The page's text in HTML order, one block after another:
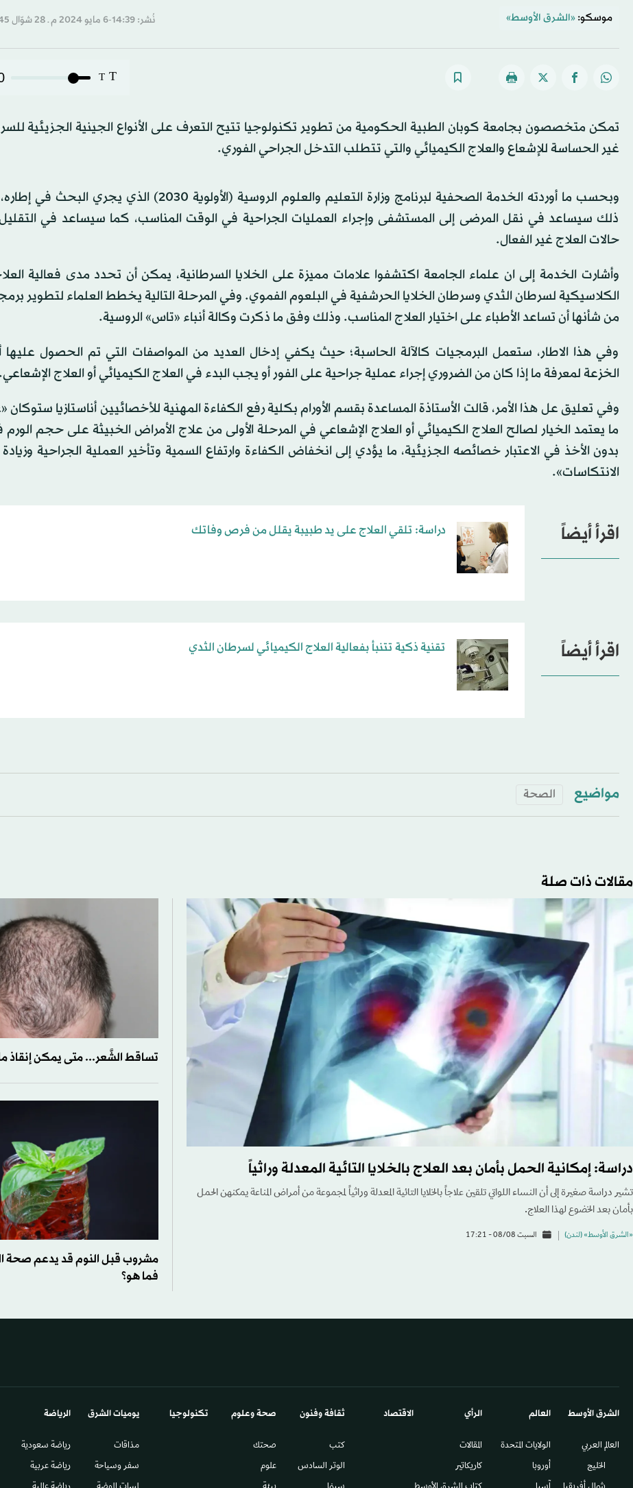
موسكو: «الشرق الأوسط» نُشر: 14:39-6 مايو 2024 م ـ 28 شوّال 1445 هـ
T
T
تمكن متخصصون بجامعة كوبان الطبية الحكومية من تطوير تكنولوجيا تتيح التعرف على الأنواع الجينية الجزيئية
غير الحساسة للإشعاع والعلاج الكيميائي والتي تتطلب التدخل الجراحي الفوري.
وبحسب ما أوردته الخدمة الصحفية لبرنامج وزارة التعليم والعلوم الروسية (الأولوية 2030) الذي يجري
ذلك سيساعد في نقل المرضى إلى المستشفى وإجراء العمليات الجراحية في الوقت المناسب، كما سيساعد في
حالات العلاج غير الفعال.
وأشارت الخدمة إلى ان علماء الجامعة اكتشفوا علامات مميزة على الخلايا السرطانية، يمكن أن تحدد مدى فعالية
الكلاسيكية لسرطان الثدي وسرطان الخلايا الحرشفية في البلعوم الفموي. وفي المرحلة التالية يخطط العلماء لتطوير
من شأنها أن تساعد الأطباء على اختيار العلاج المناسب. وذلك وفق ما ذكرت وكالة أنباء «تاس» الروسية.
وفي هذا الاطار، ستعمل البرمجيات كالآلة الحاسبة؛ حيث يكفي إدخال العديد من المواصفات التي تم الحصول عليها
الخزعة لمعرفة ما إذا كان من الضروري إجراء عملية جراحية على الفور أو يجب البدء في العلاج الكيميائي أو العلاج الإشعاعي.
وفي تعليق عل هذا الأمر، قالت الأستاذة المساعدة بقسم الأورام بكلية رفع الكفاءة المهنية للأخصائيين أناستازيا ستوكان
ما يعتمد الخيار لصالح العلاج الكيميائي أو العلاج الإشعاعي في المرحلة الأولى من علاج الأمراض الخبيثة على حجم
بدون الأخذ في الاعتبار خصائصه الجزيئية، ما يؤدي إلى انخفاض الكفاءة وارتفاع السمية وتأخير العملية الجراحية
الانتكاسات».
اقرأ أيضاً دراسة: تلقي العلاج على يد طبيبة يقلل من فرص وفاتك
اقرأ أيضاً تقنية ذكية تتنبأ بفعالية العلاج الكيميائي لسرطان الثدي
مواضيع الصحة
مقالات ذات صلة
دراسة: إمكانية الحمل بأمان بعد العلاج بالخلايا التائية المعدلة وراثياً
تشير دراسة ‌صغيرة إلى أن النساء اللواتي تلقين علاجاً بالخلايا التائية المعدلة وراثياً لمجموعة من أمراض المناعة ​يمكنهن الحمل
بأمان بعد الخضوع لهذا العلاج.
«الشرق الأوسط» (لندن) السبت 08/08 - 17:21
تساقط الشَّعر... متى يمكن إنقاذ
مشروب قبل النوم قد يدعم صحة
فما هو؟
الشرق الأوسط​
العالم العربي
الخليج
العالم
الولايات المتحدة
أوروبا
الرأي
المقالات
كاريكاتير
الاقتصاد ثقافة وفنون
كتب
الوتر السادس​
صحة وعلوم
صحتك
علوم
تكنولوجيا يوميات الشرق​
مذاقات
سفر وسياحة
الرياضة
رياضة سعودية
رياضة عربية